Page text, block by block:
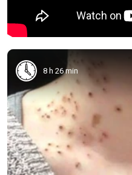
8 h 26 min